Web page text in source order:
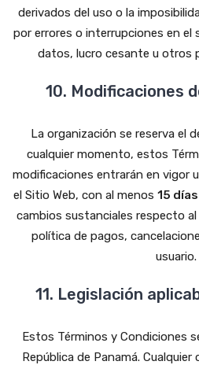
derivados del uso o la
por errores o interrupciones en el
datos, lucro cesante u otros
10. Modificaciones
La organización se reserva el
cualquier momento, estos
modificaciones entrarán en vigor
el Sitio Web, con al menos 15
cambios sustanciales respecto
política de pagos,
usuario.
11. Legislación
Estos Términos y Condiciones
República de Panamá.